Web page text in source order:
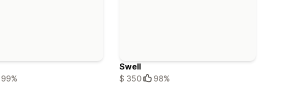
99%
Swell
$ 350
98%